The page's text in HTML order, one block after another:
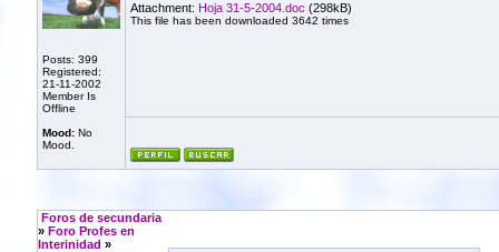
Posts: 399
Registered:
21-11-2002
Member Is
Offline
Mood:No
Mood.
Attachment: Hoja 31-5-2004.doc (298kB)
This file has been downloaded 3642 times
Foros de secundaria
» Foro Profes en
Interinidad »